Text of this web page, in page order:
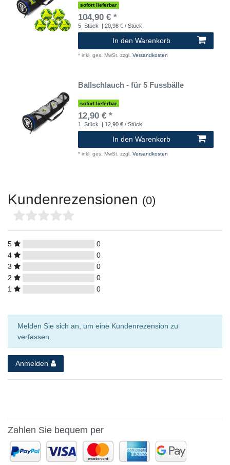
sofort lieferbar
104,90 € *
5 Stück | 20,98 € / Stück
In den Warenkorb
* inkl. ges. MwSt. zzgl. Versandkosten
Ballschlauch - für 5 Fussbälle
sofort lieferbar
12,90 € *
1 Stück | 12,90 € / Stück
In den Warenkorb
* inkl. ges. MwSt. zzgl. Versandkosten
Kundenrezensionen (0)
5
0
4
0
3
0
2
0
1
0
Melden Sie sich an, um eine Kundenrezension zu
verfassen.
Anmelden
Zahlen Sie bequem per